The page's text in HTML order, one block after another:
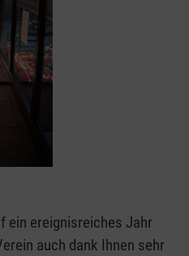
ein ereignisreiches Jahr
auch dank Ihnen sehr